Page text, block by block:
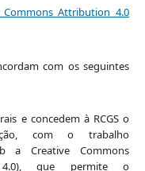
Commons Attribution 4.0
com os seguintes
e concedem à RCGS o
com o trabalho
a Creative Commons
4.0), que permite o